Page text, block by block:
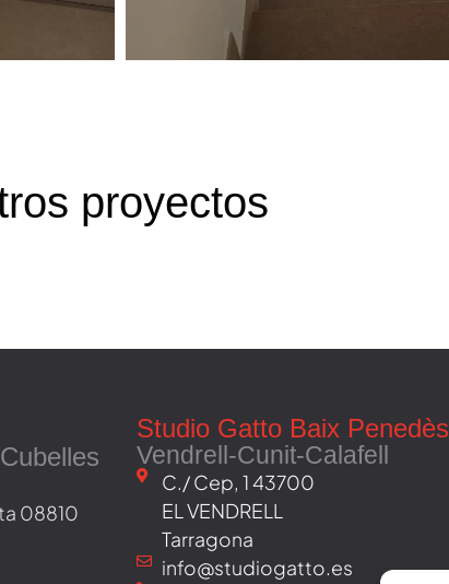
proyectos
08810
Studio Gatto Baix Penedès
Vendrell-Cunit-Calafell
C./ Cep, 1 43700
EL VENDRELL
Tarragona
info@studiogatto.es